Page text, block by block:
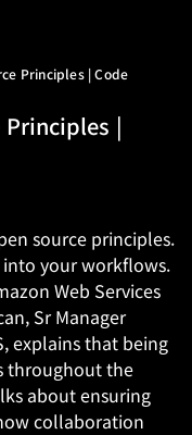
Principles | Code
|
source principles.
your workflows.
Web Services
Sr Manager
explains that being
throughout the
about ensuring
collaboration